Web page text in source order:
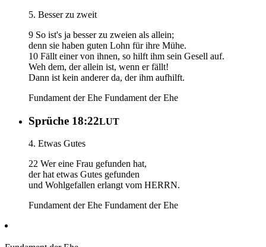
5. Besser zu zweit
9 So ist's ja besser zu zweien als allein;
denn sie haben guten Lohn für ihre Mühe.
10 Fällt einer von ihnen, so hilft ihm sein Gesell auf.
Weh dem, der allein ist, wenn er fällt!
Dann ist kein anderer da, der ihm aufhilft.
Fundament der Ehe Fundament der Ehe
Sprüche 18:22LUT
4. Etwas Gutes
22 Wer eine Frau gefunden hat,
der hat etwas Gutes gefunden
und Wohlgefallen erlangt vom HERRN.
Fundament der Ehe Fundament der Ehe